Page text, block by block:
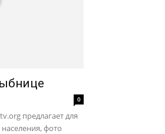
0
предлагает для
фото